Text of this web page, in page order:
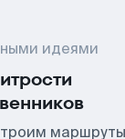
идеями
маршруты